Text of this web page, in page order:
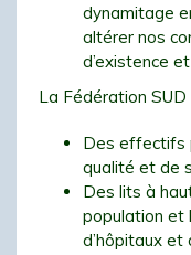
dynamitage
altérer nos
d’existence
La Fédération
Des effectifs
qualité et de
Des lits à
population et
d’hôpitaux et